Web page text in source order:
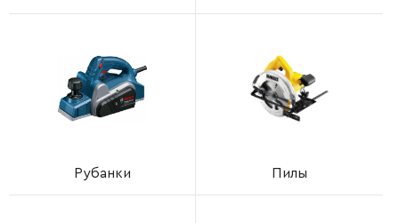
Рубанки Пилы